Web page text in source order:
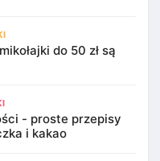
do 50 zł są
- proste przepisy
i kakao